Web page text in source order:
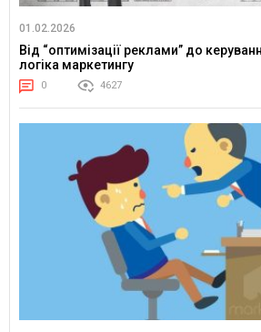
01.02.2026
Від “оптимізації реклами” до
логіка маркетингу
0 4627